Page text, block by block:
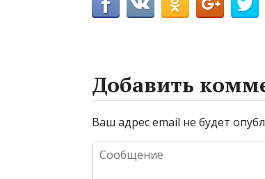
Добавить
Ваш адрес email не будет